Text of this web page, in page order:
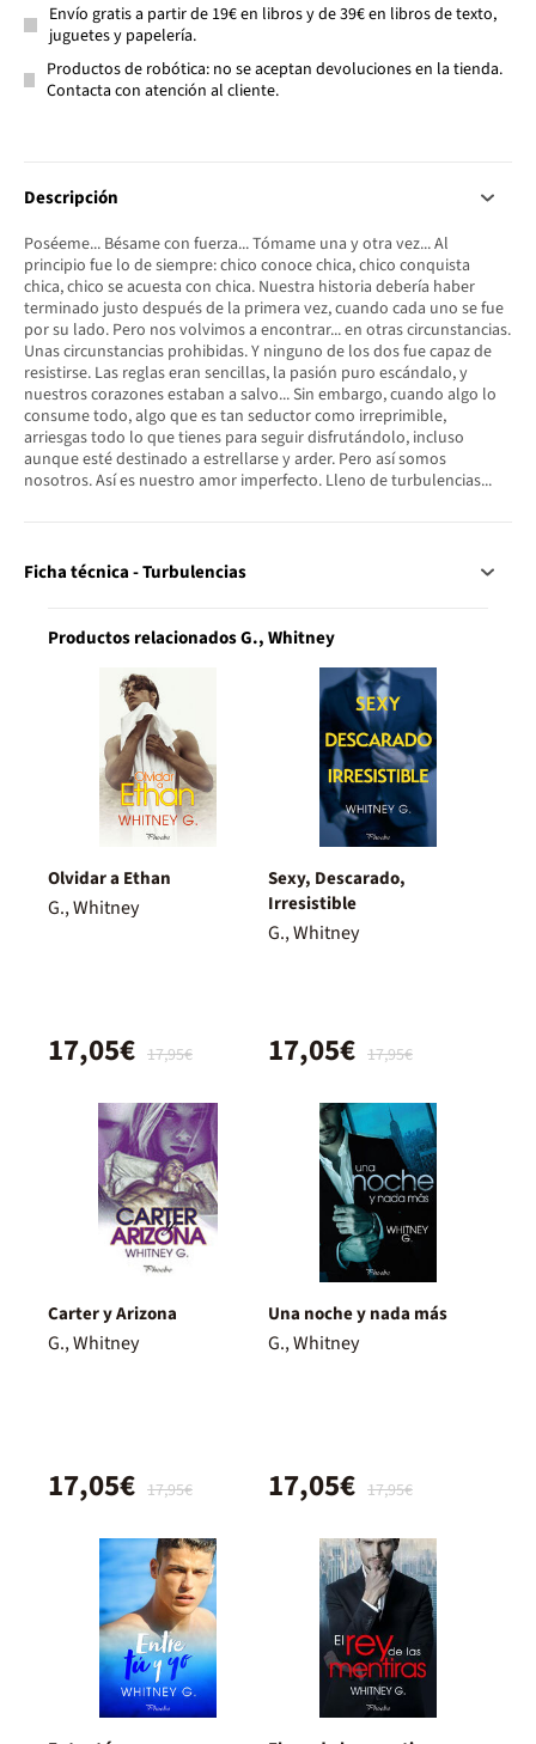
Envío gratis a partir de 19€ en libros y de 39€ en libros de texto,
juguetes y papelería.
Productos de robótica: no se aceptan devoluciones en la tienda.
Contacta con atención al cliente.
Descripción
Poséeme... Bésame con fuerza... Tómame una y otra vez... Al
principio fue lo de siempre: chico conoce chica, chico conquista
chica, chico se acuesta con chica. Nuestra historia debería haber
terminado justo después de la primera vez, cuando cada uno se fue
por su lado. Pero nos volvimos a encontrar... en otras circunstancias.
Unas circunstancias prohibidas. Y ninguno de los dos fue capaz de
resistirse. Las reglas eran sencillas, la pasión puro escándalo, y
nuestros corazones estaban a salvo... Sin embargo, cuando algo lo
consume todo, algo que es tan seductor como irreprimible,
arriesgas todo lo que tienes para seguir disfrutándolo, incluso
aunque esté destinado a estrellarse y arder. Pero así somos
nosotros. Así es nuestro amor imperfecto. Lleno de turbulencias...
Ficha técnica - Turbulencias
Productos relacionados G., Whitney
Olvidar a Ethan
G., Whitney
17,95€
17,05€
Sexy, Descarado,
Irresistible
G., Whitney
17,95€
17,05€
Carter y Arizona
G., Whitney
17,95€
17,05€
Una noche y nada más
G., Whitney
17,95€
17,05€